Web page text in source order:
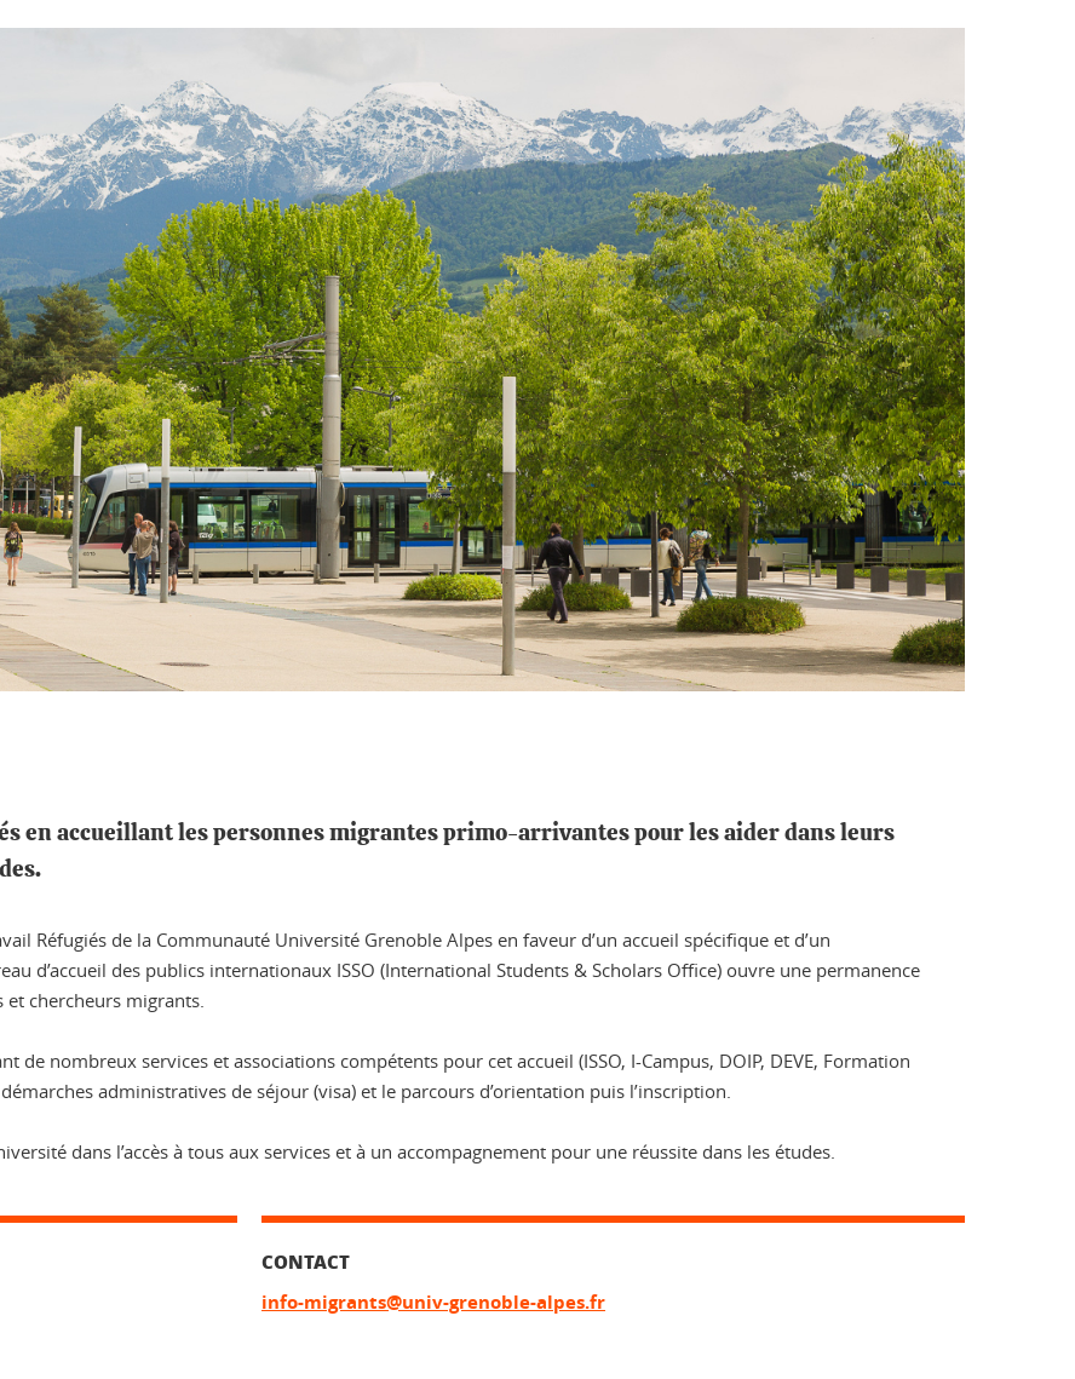
en accueillant les personnes migrantes primo-arrivantes pour les aider dans leurs
Réfugiés de la Communauté Université Grenoble Alpes en faveur d’un accueil spécifique et d’un
d’accueil des publics internationaux ISSO (International Students & Scholars Office) ouvre une permanence
et chercheurs migrants.
nombreux services et associations compétents pour cet accueil (ISSO, I-Campus, DOIP, DEVE, Formation
administratives de séjour (visa) et le parcours d’orientation puis l’inscription.
dans l’accès à tous aux services et à un accompagnement pour une réussite dans les études.
CONTACT
info-migrants@univ-grenoble-alpes.fr